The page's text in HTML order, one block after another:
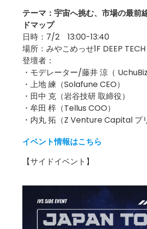
テーマ：宇宙へ挑む、市場の最前
ドマップ
日時：7/2 13:00-13:40
場所：みやこめっせ1F DEEP
登壇者：
・モデレーター/藤井 涼（ UchuBiz
・上地 練（Solafune CEO）
・田中 克（岩谷技研 取締役）
・牟田 梓（Tellus COO）
・内丸 拓（Z Venture Capital プ
イベント情報はこちら
【サイドイベント】